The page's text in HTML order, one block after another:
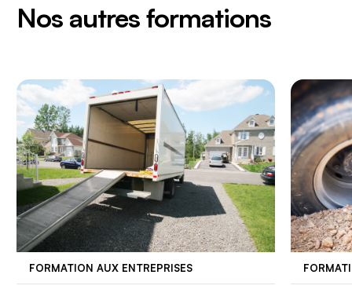
Nos autres formations
FORMATION AUX ENTREPRISES